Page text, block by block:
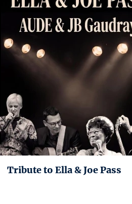
Tribute to Ella & Joe Pass